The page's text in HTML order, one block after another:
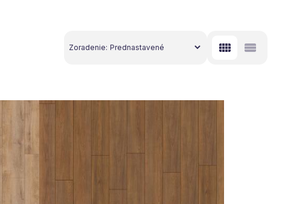
Zoradenie: